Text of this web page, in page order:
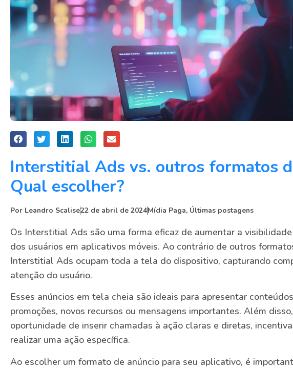
Interstitial Ads vs. outros formatos
Qual escolher?
Por Leandro Scalise22 de abril de 2024Mídia Paga, Últimas postagens
Os Interstitial Ads são uma forma eficaz de aumentar a
dos usuários em aplicativos móveis. Ao contrário de outros
Interstitial Ads ocupam toda a tela do dispositivo, capturando
atenção do usuário.
Esses anúncios em tela cheia são ideais para apresentar
promoções, novos recursos ou mensagens importantes. Além
oportunidade de inserir chamadas à ação claras e diretas,
realizar uma ação específica.
Ao escolher um formato de anúncio para seu aplicativo, é